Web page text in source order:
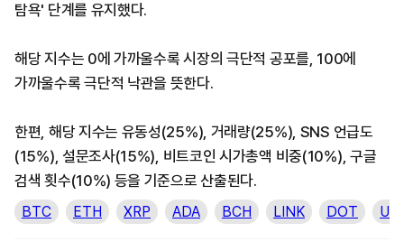
탐욕' 단계를 유지했다.
해당 지수는 0에 가까울수록 시장의 극단적 공포를, 100에
가까울수록 극단적 낙관을 뜻한다.
한편, 해당 지수는 유동성(25%), 거래량(25%), SNS 언급도
(15%), 설문조사(15%), 비트코인 시가총액 비중(10%), 구글
검색 횟수(10%) 등을 기준으로 산출된다.
BTC ETH XRP ADA BCH LINK DOT